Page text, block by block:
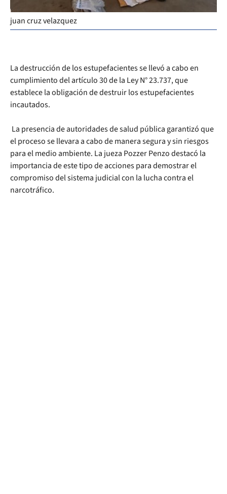
juan cruz velazquez
La destrucción de los estupefacientes se llevó a cabo en
cumplimiento del artículo 30 de la Ley N° 23.737, que
establece la obligación de destruir los estupefacientes
incautados.
La presencia de autoridades de salud pública garantizó que
el proceso se llevara a cabo de manera segura y sin riesgos
para el medio ambiente. La jueza Pozzer Penzo destacó la
importancia de este tipo de acciones para demostrar el
compromiso del sistema judicial con la lucha contra el
narcotráfico.